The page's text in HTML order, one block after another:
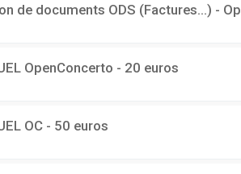
de documents ODS (Factures...) -
OpenConcerto - 20 euros
OC - 50 euros